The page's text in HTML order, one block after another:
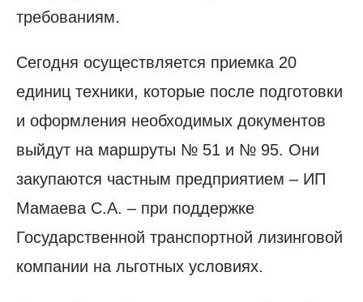
требованиям.
Сегодня осуществляется приемка 20
единиц техники, которые после подготовки
и оформления необходимых документов
выйдут на маршруты № 51 и № 95. Они
закупаются частным предприятием – ИП
Мамаева С.А. – при поддержке
Государственной транспортной лизинговой
компании на льготных условиях.